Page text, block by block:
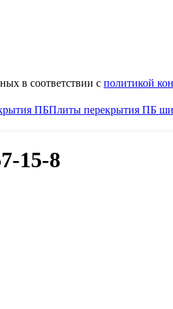
в соответствии с политикой
ПБПлиты перекрытия ПБ
15-8